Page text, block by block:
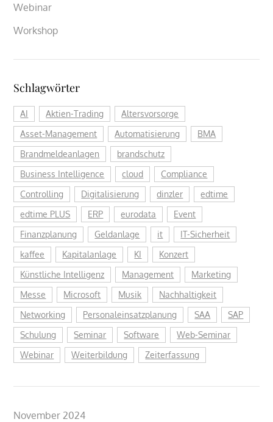
Webinar
Workshop
Schlagwörter
AI Aktien-Trading
Altersvorsorge
Asset-Management
Automatisierung
BMA
Brandmeldeanlagen
brandschutz
Business Intelligence
cloud
Compliance
Controlling
Digitalisierung dinzler
edtime
edtime PLUS
ERP eurodata
Event
Finanzplanung
Geldanlage it
IT-Sicherheit
kaffee
Kapitalanlage KI
Konzert
Künstliche Intelligenz
Management
Marketing
Messe
Microsoft Musik
Nachhaltigkeit
Networking
Personaleinsatzplanung SAA
SAP
Schulung
Seminar Software
Web-Seminar
Webinar
Weiterbildung Zeiterfassung
November 2024